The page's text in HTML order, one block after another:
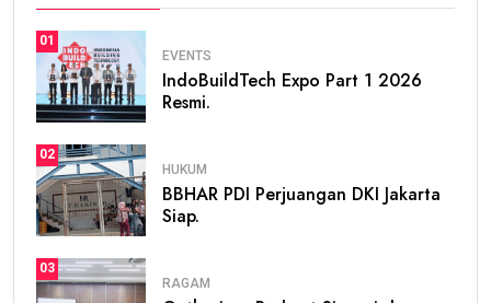
01
EVENTS
IndoBuildTech Expo Part 1 2026
Resmi.
02
HUKUM
BBHAR PDI Perjuangan DKI Jakarta
Siap.
03
RAGAM